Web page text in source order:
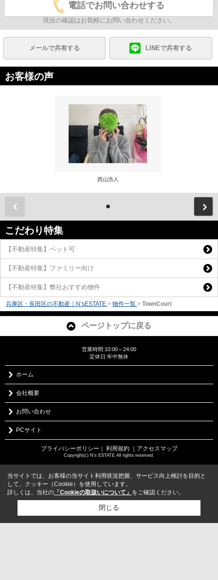
電話でお問い合わせする
現況の確認はお気軽にお問い合わせください。
メールで共有する LINEで共有する
お客様の声
西山浩人
こだわり特集
【不動産特集】ペット可
【不動産特集】ファミリー向け
【不動産特集】弊社おすすめ物件
兵庫区・長田区の不動産｜N’sESTATE > 物件一覧 > TownCourt
ページトップに戻る
営業時間:10:00～24:00
定休日:年中無休
ホーム
会社概要
お問い合わせ
PCサイト
プライバシーポリシー 利用規約 ｜アクセスマップ
Copyright(c) N's ESTATE All rights reserved.
当サイトでは、お客様の当サイト利用状況把握、サービス向上検討を目的と
して、クッキー（Cookie）を使用しています。
詳しくは、当社の 「Cookieの取扱いについて」 をご確認ください。
閉じる